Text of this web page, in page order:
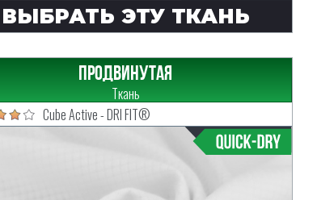
ВЫБРАТЬ ЭТУ ТКАНЬ
Продвинутая
Ткань
Cube Active - DRI FIT®